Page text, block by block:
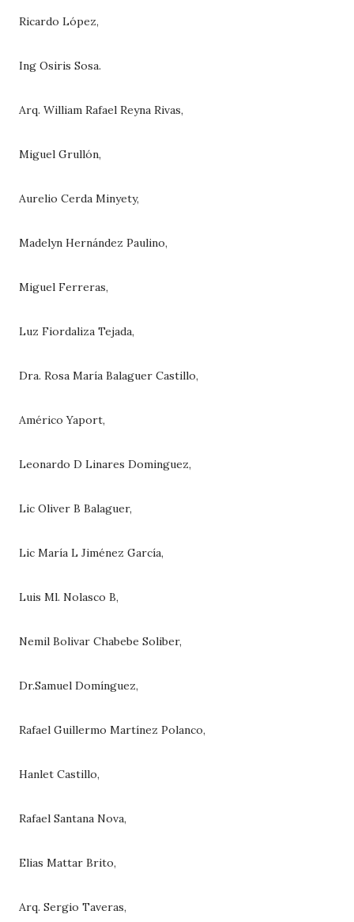
Ricardo López,
Ing Osiris Sosa.
Arq. William Rafael Reyna Rivas,
Miguel Grullón,
Aurelio Cerda Minyety,
Madelyn Hernández Paulino,
Miguel Ferreras,
Luz Fiordaliza Tejada,
Dra. Rosa María Balaguer Castillo,
Américo Yaport,
Leonardo D Linares Dominguez,
Lic Oliver B Balaguer,
Lic María L Jiménez García,
Luis Ml. Nolasco B,
Nemil Bolivar Chabebe Soliber,
Dr.Samuel Domínguez,
Rafael Guillermo Martínez Polanco,
Hanlet Castillo,
Rafael Santana Nova,
Elias Mattar Brito,
Arq. Sergio Taveras,